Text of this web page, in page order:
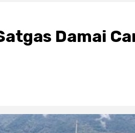
Damai